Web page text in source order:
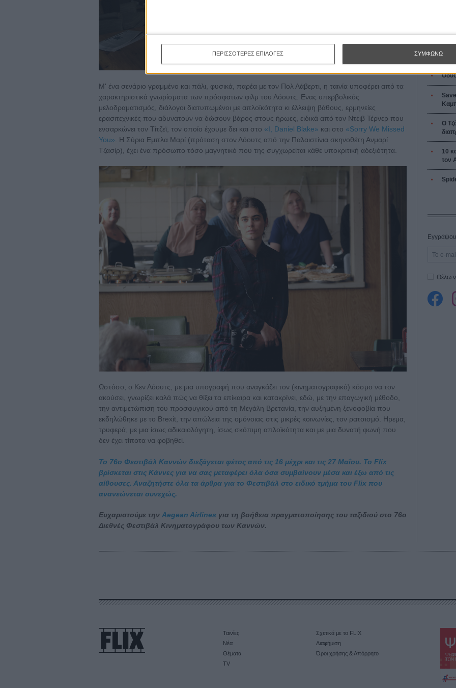
ΠΕΡΙΣΣΟΤΕΡΕΣ ΕΠΙΛΟΓΕΣ ΣΥΜΦΩΝΩ
Μ' ένα σενάριο γραμμένο και πάλι, φυσικά, παρέα με τον Πολ Λάβερτι, η ταινία υποφέρει από τα
χαρακτηριστικά γνωρίσματα των πρόσφατων φιλμ του Λόουτς. Ενας υπερβολικός
μελοδραματισμός, διάλογοι διατυπωμένοι με απλοϊκότητα κι έλλειψη βάθους, ερμηνείες
ερασιτεχνικές που αδυνατούν να δώσουν βάρος στους ήρωες, ειδικά από τον Ντέιβ Τέρνερ που
ενσαρκώνει τον Τίτζεϊ, τον οποίο έχουμε δει και στο «I, Daniel Blake» και στο «Sorry We Missed
You» . Η Σύρια Εμπλα Μαρί (πρόταση στον Λόουτς από την Παλαιστίνια σκηνοθέτη Ανμαρί
Τζασίρ), έχει ένα πρόσωπο τόσο μαγνητικό που της συγχωρείται κάθε υποκριτική αδεξιότητα.
Ωστόσο, ο Κεν Λόουτς, με μια υπογραφή που αναγκάζει τον (κινηματογραφικό) κόσμο να τον
ακούσει, γνωρίζει καλά πώς να θίξει τα επίκαιρα και κατακρίνει, εδώ, με την επαγωγική μέθοδο,
την αντιμετώπιση του προσφυγικού από τη Μεγάλη Βρετανία, την αυξημένη ξενοφοβία που
εκδηλώθηκε με το Brexit, την απώλεια της ομόνοιας στις μικρές κοινωνίες, τον ρατσισμό. Ηρεμα,
τρυφερά, με μια ίσως αδικαιολόγητη, ίσως σκόπιμη απλοϊκότητα και με μια δυνατή φωνή που
δεν έχει τίποτα να φοβηθεί.
Το 76ο Φεστιβάλ Καννών διεξάγεται φέτος από τις 16 μέχρι και τις 27 Μαΐου. Το Flix
βρίσκεται στις Κάννες για να σας μεταφέρει όλα όσα συμβαίνουν μέσα και έξω από τις
αίθουσες. Αναζητήστε όλα τα άρθρα για το Φεστιβάλ στο ειδικό τμήμα του Flix που
ανανεώνεται συνεχώς.
Ευχαριστούμε την Aegean Airlines για τη βοήθεια πραγματοποίησης του ταξιδιού στο 76ο
Διεθνές Φεστιβάλ Κινηματογράφου των Καννών.
Ο
10
τον
Θέλω
Ταινίες
Νέα
Θέματα
TV
Σχετικά με το FLIX
Διαφήμιση
Όροι χρήσης & Απόρρητο